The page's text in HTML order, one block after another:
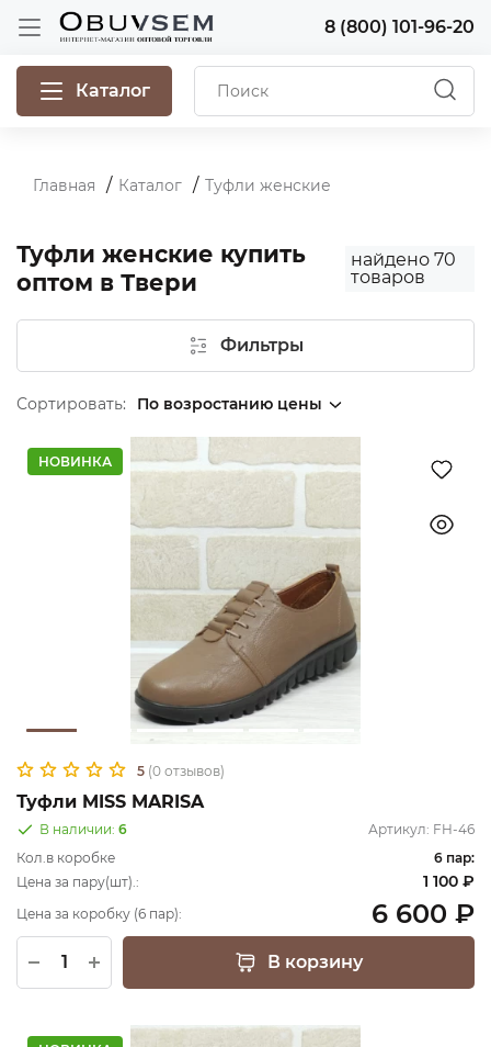
8 (800) 101-96-20
Каталог
Главная Каталог Туфли женские
Туфли женские купить
оптом в Твери
найдено 70
товаров
Фильтры
Сортировать:
НОВИНКА
5 (0 отзывов)
Туфли MISS MARISA
В наличии: 6 Артикул: FH-46
Кол.в коробке
6 пар:
Цена за пару(шт).:
1 100 ₽
Цена за коробку (6 пар): 6 600 ₽
В корзину